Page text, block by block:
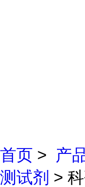
首页 > 产
测试剂 >